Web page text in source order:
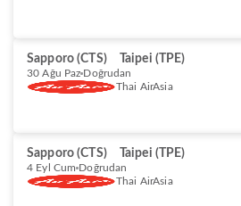
Sapporo (CTS) Taipei (TPE)
30 Ağu Paz Doğrudan
Thai AirAsia
Sapporo (CTS) Taipei (TPE)
4 Eyl Cum Doğrudan
Thai AirAsia